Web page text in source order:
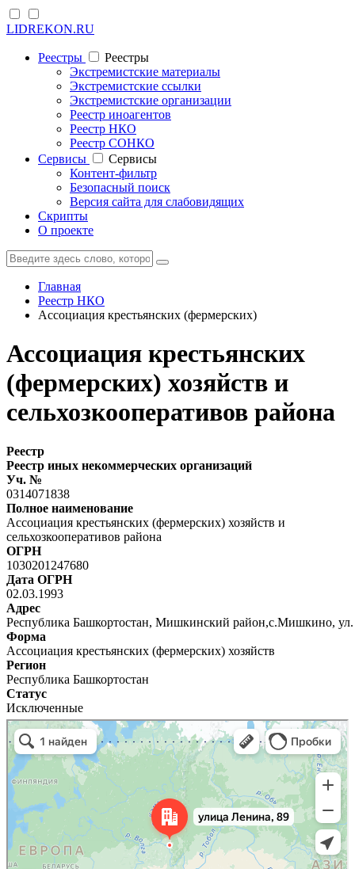
LIDREKON.RU
Реестры
Реестры
Экстремистские материалы
Экстремистские ссылки
Экстремистские организации
Реестр иноагентов
Реестр НКО
Реестр СОНКО
Cервисы
Cервисы
Контент-фильтр
Безопасный поиск
Версия сайта для слабовидящих
Скрипты
О проекте
Главная
Реестр НКО
Ассоциация крестьянских (фермерских)
Ассоциация крестьянских
(фермерских) хозяйств и
сельхозкооперативов района
Реестр
Реестр иных некоммерческих организаций
Уч. №
0314071838
Полное наименование
Ассоциация крестьянских (фермерских) хозяйств и
сельхозкооперативов района
ОГРН
1030201247680
Дата ОГРН
02.03.1993
Адрес
Республика Башкортостан, Мишкинский район,с.Мишкино,
Форма
Ассоциация крестьянских (фермерских) хозяйств
Регион
Республика Башкортостан
Статус
Исключенные